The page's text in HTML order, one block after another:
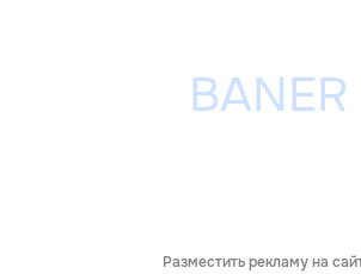
Разместить рекламу на